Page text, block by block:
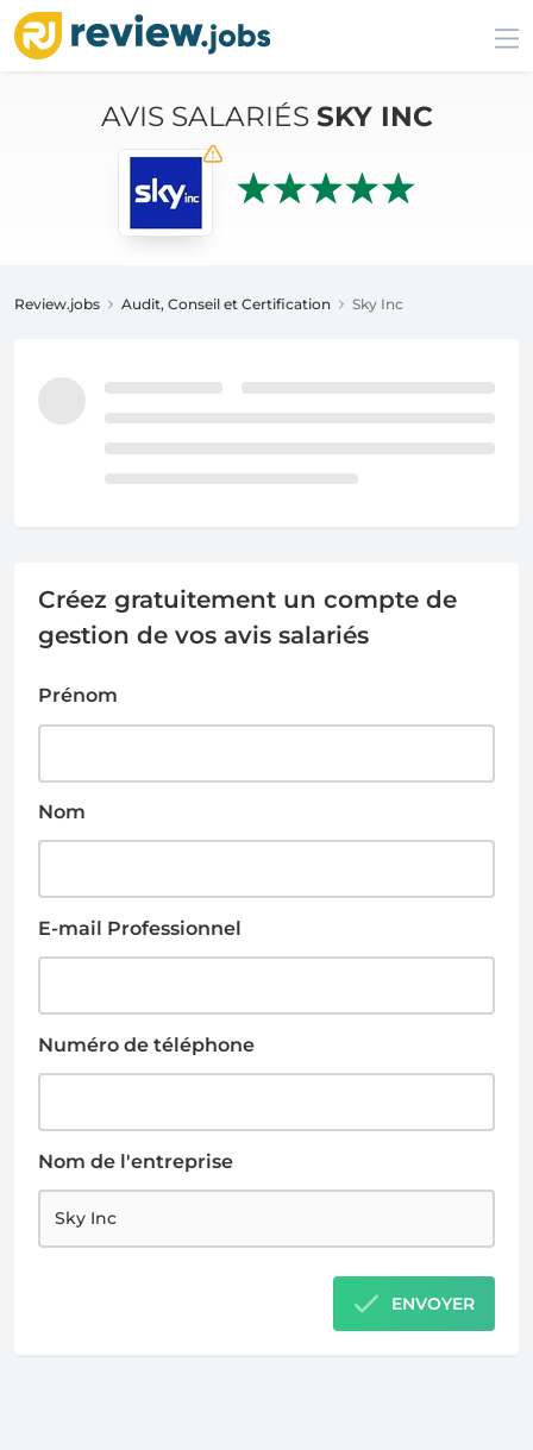
AVIS SALARIÉS SKY INC
Review.jobs Audit, Conseil et Certification Sky Inc
Créez gratuitement un compte de
gestion de vos avis salariés
Prénom
Nom
E-mail Professionnel
Numéro de téléphone
Nom de l'entreprise
ENVOYER